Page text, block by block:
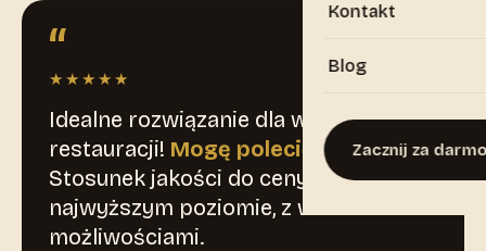
Kontakt
Blog
Zacznij za
“
★★★★★
Idealne rozwiązanie dla właściciela
restauracji! Mogę polecić każdemu.
Stosunek jakości do ceny na
najwyższym poziomie, z wieloma
możliwościami.